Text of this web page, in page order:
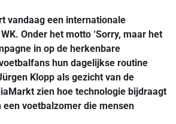
vandaag een internationale
Onder het motto ‘Sorry, maar het
in op de herkenbare
hun dagelijkse routine
Klopp als gezicht van de
zien hoe technologie bijdraagt
een voetbalzomer die mensen